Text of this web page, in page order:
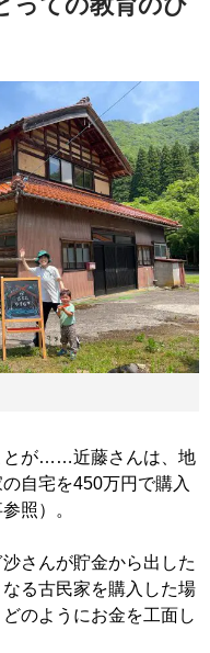
が……近藤さんは、地
自宅を450万円で購入
照）。
さんが貯金から出した
る古民家を購入した場
のようにお金を工面し